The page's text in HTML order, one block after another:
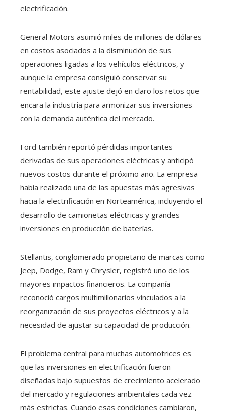
electrificación.
General Motors asumió miles de millones de dólares
en costos asociados a la disminución de sus
operaciones ligadas a los vehículos eléctricos, y
aunque la empresa consiguió conservar su
rentabilidad, este ajuste dejó en claro los retos que
encara la industria para armonizar sus inversiones
con la demanda auténtica del mercado.
Ford también reportó pérdidas importantes
derivadas de sus operaciones eléctricas y anticipó
nuevos costos durante el próximo año. La empresa
había realizado una de las apuestas más agresivas
hacia la electrificación en Norteamérica, incluyendo el
desarrollo de camionetas eléctricas y grandes
inversiones en producción de baterías.
Stellantis, conglomerado propietario de marcas como
Jeep, Dodge, Ram y Chrysler, registró uno de los
mayores impactos financieros. La compañía
reconoció cargos multimillonarios vinculados a la
reorganización de sus proyectos eléctricos y a la
necesidad de ajustar su capacidad de producción.
El problema central para muchas automotrices es
que las inversiones en electrificación fueron
diseñadas bajo supuestos de crecimiento acelerado
del mercado y regulaciones ambientales cada vez
más estrictas. Cuando esas condiciones cambiaron,